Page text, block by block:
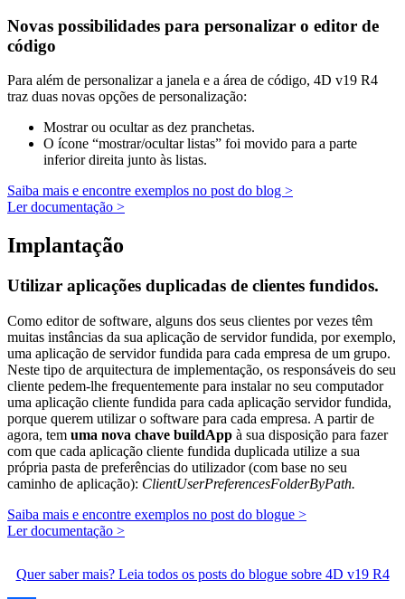
Novas possibilidades para personalizar o editor de
código
Para além de personalizar a janela e a área de código, 4D v19 R4
traz duas novas opções de personalização:
Mostrar ou ocultar as dez pranchetas.
O ícone “mostrar/ocultar listas” foi movido para a parte
inferior direita junto às listas.
Saiba mais e encontre exemplos no post do blog >
Ler documentação >
Implantação
Utilizar aplicações duplicadas de clientes fundidos.
Como editor de software, alguns dos seus clientes por vezes têm
muitas instâncias da sua aplicação de servidor fundida, por exemplo,
uma aplicação de servidor fundida para cada empresa de um grupo.
Neste tipo de arquitectura de implementação, os responsáveis do seu
cliente pedem-lhe frequentemente para instalar no seu computador
uma aplicação cliente fundida para cada aplicação servidor fundida,
porque querem utilizar o software para cada empresa. A partir de
agora, tem uma nova chave buildApp à sua disposição para fazer
com que cada aplicação cliente fundida duplicada utilize a sua
própria pasta de preferências do utilizador (com base no seu
caminho de aplicação): ClientUserPreferencesFolderByPath.
Saiba mais e encontre exemplos no post do blogue >
Ler documentação >
Quer saber mais? Leia todos os posts do blogue sobre 4D v19 R4